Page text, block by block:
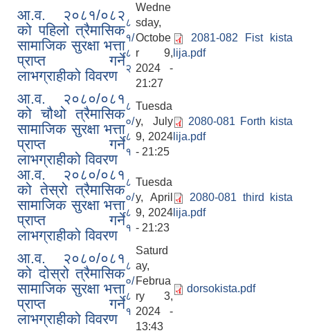
आ.व. २०८१/०८२
को पहिलो त्रैमासिक
सामाजिक सुरक्षा भत्ता
प्राप्त गर्ने
लाभग्राहीको विवरण
८
१/
८
२
Wedne
sday,
Octobe
r 9,
2024 -
21:27
2081-082 Fist kista
lija.pdf
आ.व. २०८०/०८१
को चौथो त्रैमासिक
सामाजिक सुरक्षा भत्ता
प्राप्त गर्ने
लाभग्राहीको विवरण
८
०/
८
१
Tuesda
y, July
9, 2024
- 21:25
2080-081 Forth kista
lija.pdf
आ.व. २०८०/०८१
को तेस्रो त्रैमासिक
सामाजिक सुरक्षा भत्ता
प्राप्त गर्ने
लाभग्राहीको विवरण
८
०/
८
१
Tuesda
y, April
9, 2024
- 21:23
2080-081 third kista
lija.pdf
आ.व. २०८०/०८१
को दोस्रो त्रैमासिक
सामाजिक सुरक्षा भत्ता
प्राप्त गर्ने
लाभग्राहीको विवरण
८
०/
८
१
Saturd
ay,
Februa
ry 3,
2024 -
13:43
dorsokista.pdf